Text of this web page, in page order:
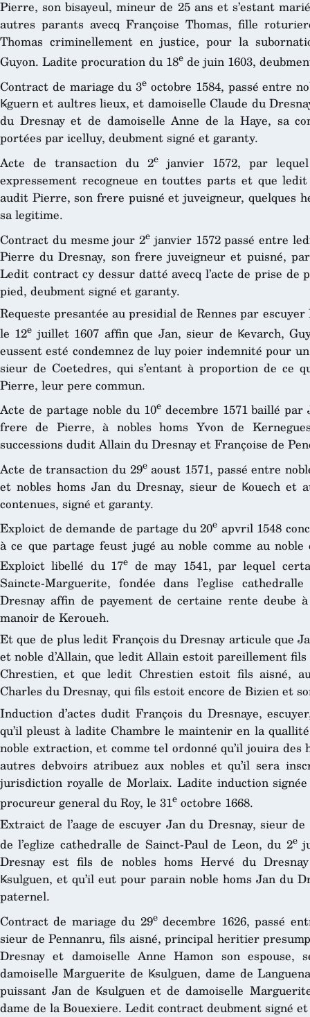
Pierre, son bisayeul, mineur de 25 ans et s’estant
autres parants avecq Françoise Thomas, fille
Thomas criminellement en justice, pour la
Guyon. Ladite procuration du 18e de juin 1603,
Contract de mariage du 3e octobre 1584, passé entre
Ꝃguern et aultres lieux, et damoiselle Claude du
du Dresnay et de damoiselle Anne de la Haye, sa
portées par icelluy, deubment signé et garanty.
Acte de transaction du 2e janvier 1572, par
expressement recogneue en touttes parts et que
audit Pierre, son frere puisné et juveigneur, quelques
sa legitime.
Contract du mesme jour 2e janvier 1572 passé entre
Pierre du Dresnay, son frere juveigneur et puisné,
Ledit contract cy dessur datté avecq l’acte de prise de
pied, deubment signé et garanty.
Requeste presantée au presidial de Rennes par
le 12e juillet 1607 affin que Jan, sieur de Ꝃevarch,
eussent esté condemnez de luy poier indemnité pour
sieur de Coetedres, qui s’entant à proportion de ce
Pierre, leur pere commun.
Acte de partage noble du 10edecembre 1571 baillé par
frere de Pierre, à nobles homs Yvon de
successions dudit Allain du Dresnay et Françoise de
Acte de transaction du 29eaoust 1571, passé entre
et nobles homs Jan du Dresnay, sieur de Ꝃouech et
contenues, signé et garanty.
Exploict de demande de partage du 20e apvril 1548
à ce que partage feust jugé au noble comme au
Exploict libellé du 17e de may 1541, par lequel
Saincte-Marguerite, fondée dans l’eglise
Dresnay affin de payement de certaine rente deube
manoir de Keroueh.
Et que de plus ledit François du Dresnay articule que
et noble d’Allain, que ledit Allain estoit pareillement
Chrestien, et que ledit Chrestien estoit fils aisné,
Charles du Dresnay, qui fils estoit encore de Bizien et
Induction d’actes dudit François du Dresnaye,
qu’il pleust à ladite Chambre le maintenir en la
noble extraction, et comme tel ordonné qu’il jouira
autres debvoirs atribuez aux nobles et qu’il sera
jurisdiction royalle de Morlaix. Ladite induction
procureur general du Roy, le 31e octobre 1668.
Extraict de l’aage de escuyer Jan du Dresnay, sieur
de l’eglize cathedralle de Sainct-Paul de Leon, du 2e
Dresnay est fils de nobles homs Hervé du
Ꝃsulguen, et qu’il eut pour parain noble homs Jan du
paternel.
Contract de mariage du 29edecembre 1626, passé
sieur de Pennanru, fils aisné, principal heritier
Dresnay et damoiselle Anne Hamon son espouse,
damoiselle Marguerite de Ꝃsulguen, dame de
puissant Jan de Ꝃsulguen et de damoiselle
dame de la Bouexiere. Ledit contract deubment signé